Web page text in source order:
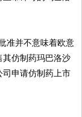
准并不意味着欧意
其仿制药玛巴洛沙
司申请仿制药上市